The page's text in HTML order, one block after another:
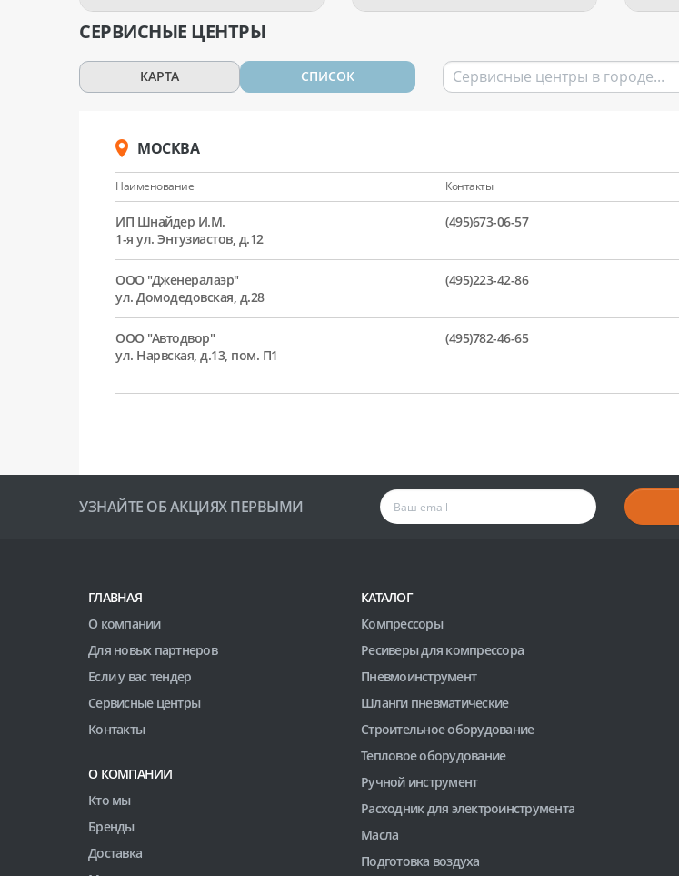
СЕРВИСНЫЕ ЦЕНТРЫ
КАРТА СПИСОК
МОСКВА
Наименование Контакты
ИП Шнайдер И.М.
1-я ул. Энтузиастов, д.12
(495)673-06-57
ООО "Дженералаэр"
ул. Домодедовская, д.28
(495)223-42-86
ООО "Автодвор"
ул. Нарвская, д.13, пом. П1
(495)782-46-65
УЗНАЙТЕ ОБ АКЦИЯХ ПЕРВЫМИ
ГЛАВНАЯ
О компании
Для новых партнеров
Если у вас тендер
Сервисные центры
Контакты
О КОМПАНИИ
Кто мы
Бренды
Доставка
КАТАЛОГ
Компрессоры
Ресиверы для компрессора
Пневмоинструмент
Шланги пневматические
Строительное оборудование
Тепловое оборудование
Ручной инструмент
Расходник для электроинструмента
Масла
Подготовка воздуха